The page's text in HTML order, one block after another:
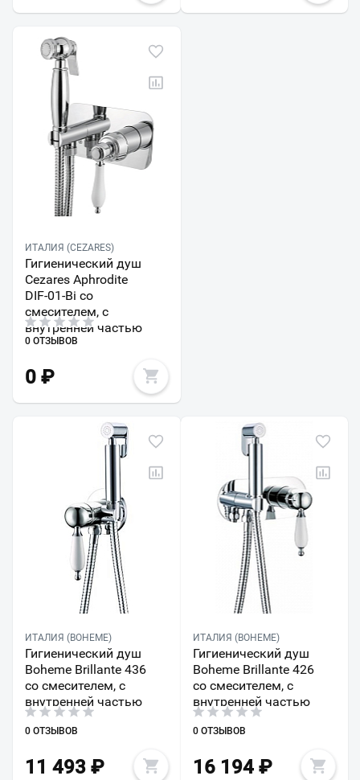
ИТАЛИЯ (CEZARES)
Гигиенический душ
Cezares Aphrodite
DIF-01-Bi со
смесителем, с
внутренней частью
0 ОТЗЫВОВ
0 ₽
ИТАЛИЯ (BOHEME)
Гигиенический душ
Boheme Brillante 436
со смесителем, с
внутренней частью
0 ОТЗЫВОВ
11 493 ₽
ИТАЛИЯ (BOHEME)
Гигиенический душ
Boheme Brillante 426
со смесителем, с
внутренней частью
0 ОТЗЫВОВ
16 194₽